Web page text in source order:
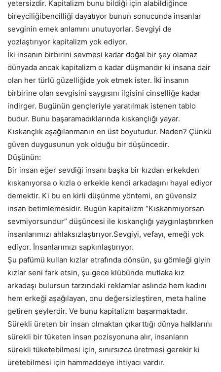
yetersizdir. Kapitalizm bunu bildiği için alabildiğince
bireyciliğibencilliği dayatıyor bunun sonucunda insanlar
sevginin emek anlamını unutuyorlar. Sevgiyi de
yozlaştırıyor kapitalizm yok ediyor.
İki insanın birbirini sevmesi kadar doğal bir şey olamaz
dünyada ancak kapitalizm o kadar düşmandır ki insana dair
olan her türlü güzelliğide yok etmek ister. İki insanın
birbirine olan sevgisini saygısını ilgisini cinselliğe kadar
indirger. Bugünün gençleriyle yaratılmak istenen tablo
budur. Bunu başaramadıklarında kıskançlığı yayar.
Kıskançlık aşağılanmanın en üst boyutudur. Neden? Çünkü
güven duygusunun yok olduğu bir düşüncedir.
Düşünün:
Bir insan eğer sevdiği insanı başka bir kızdan erkekden
kıskanıyorsa o kızla o erkekle kendi arkadaşını hayal ediyor
demektir. Ki bu en kirli düşünme yöntemi, en güvensiz
insan betimlemesidir. Bugün kapitalizm “Kıskanmıyorsan
sevmiyorsundur” düşüncesi ile kıskançlığı yaygınlaştırırken
insanlarımızı ahlaksızlaştırıyor.Sevgiyi, vefayı, emeği yok
ediyor. İnsanlarımızı sapkınlaştırıyor.
Şu pafümü kullan kızlar etrafında dönsün, şu gömleği giyin
kızlar seni fark etsin, şu gece klübünde mutlaka kız
arkadaşı bulursun tarzındaki reklamlar aslında hem kadını
hem erkeği aşağılayan, onu değersizleştiren, meta haline
getiren şeylerdir. Ve bunu kapitalizm başarmaktadır.
Sürekli üreten bir insan olmaktan çıkarttığı dünya halklarını
sürekli bir tüketen insan pozisyonuna alır, insanların
sürekli tüketebilmesi için, sınırsızca üretmesi gerekir ki
üretebilmesi için hammaddeye ihtiyacı vardır.